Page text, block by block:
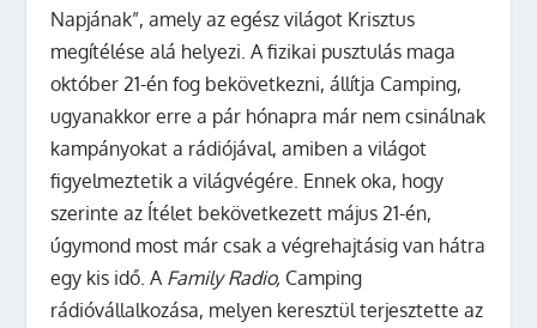
Napjának”, amely az egész világot Krisztus
megítélése alá helyezi.A fizikai pusztulás maga
október 21-én fog bekövetkezni, állítja Camping,
ugyanakkor erre a pár hónapra már nem csinálnak
kampányokat a rádiójával, amiben a világot
figyelmeztetik a világvégére. Ennek oka, hogy
szerinte az Ítélet bekövetkezett május 21-én,
úgymond most már csak a végrehajtásig van hátra
egy kis idő. A Family Radio, Camping
rádióvállalkozása, melyen keresztül terjesztette az